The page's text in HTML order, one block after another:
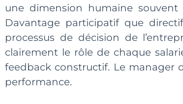
une dimension humaine
Davantage participatif que
processus de décision de
clairement le rôle de chaque
feedback constructif. Le manager
performance.